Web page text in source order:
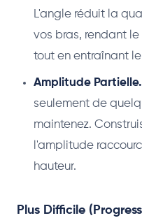
L'angle réduit la
vos bras, rendant
tout en entraînant
Amplitude Partielle.
seulement de
maintenez.
l'amplitude
hauteur.
Plus Difficile